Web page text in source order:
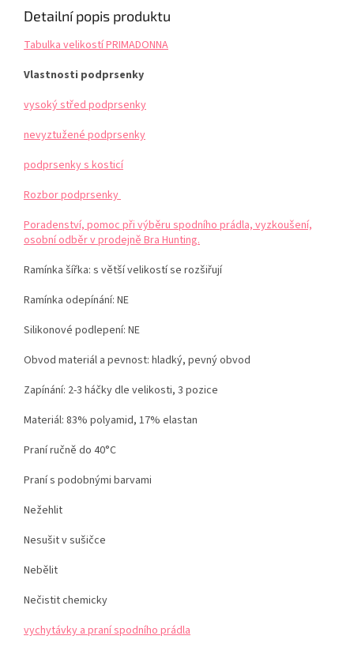
Detailní popis produktu
Tabulka velikostí PRIMADONNA
Vlastnosti podprsenky
vysoký střed podprsenky
nevyztužené podprsenky
podprsenky s kosticí
Rozbor podprsenky
Poradenství, pomoc při výběru spodního prádla, vyzkoušení,
osobní odběr v prodejně Bra Hunting.
Ramínka šířka: s větší velikostí se rozšiřují
Ramínka odepínání: NE
Silikonové podlepení: NE
Obvod materiál a pevnost: hladký, pevný obvod
Zapínání: 2-3 háčky dle velikosti, 3 pozice
Materiál: 83% polyamid, 17% elastan
Praní ručně do 40°C
Praní s podobnými barvami
Nežehlit
Nesušit v sušičce
Nebělit
Nečistit chemicky
vychytávky a praní spodního prádla